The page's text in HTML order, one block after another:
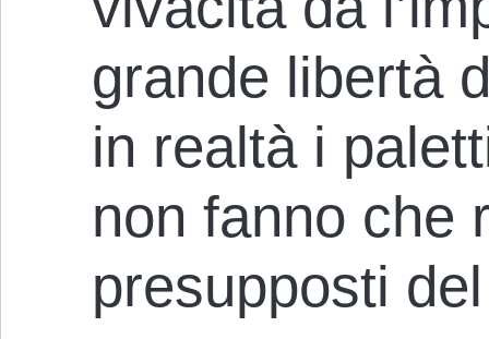
grande libertà
in realtà i
non fanno che
presupposti